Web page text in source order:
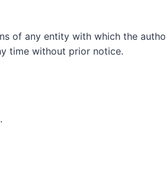
of any entity with which the
time without prior notice.